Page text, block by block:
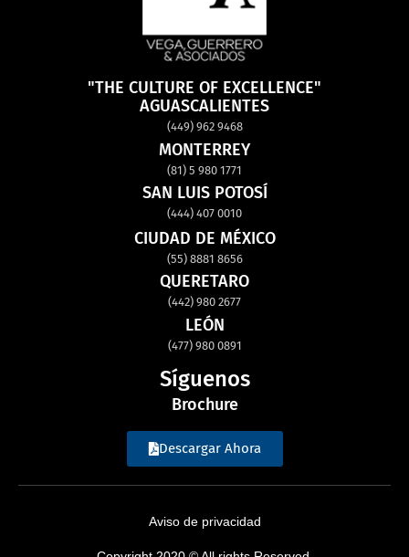
"THE CULTURE OF EXCELLENCE"
AGUASCALIENTES
(449) 962 9468
MONTERREY
(81) 5 980 1771
SAN LUIS POTOSÍ
(444) 407 0010
CIUDAD DE MÉXICO
(55) 8881 8656
QUERETARO
(442) 980 2677
LEÓN
(477) 980 0891
Síguenos
Brochure
Descargar Ahora
Aviso de privacidad